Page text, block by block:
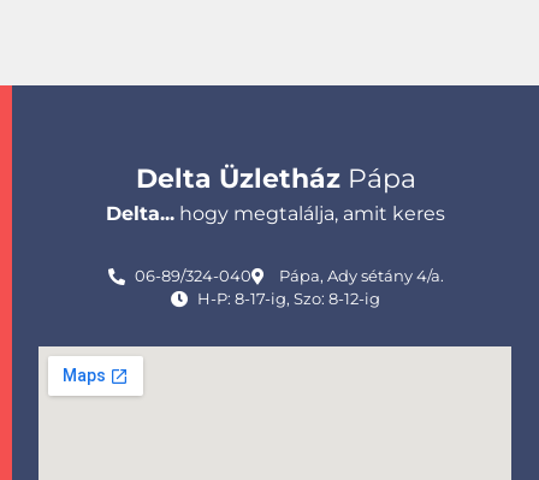
Delta ÜzletházPápa
Delta... hogy megtalálja, amit keres
06-89/324-040
Pápa, Ady sétány 4/a.
H-P: 8-17-ig, Szo: 8-12-ig